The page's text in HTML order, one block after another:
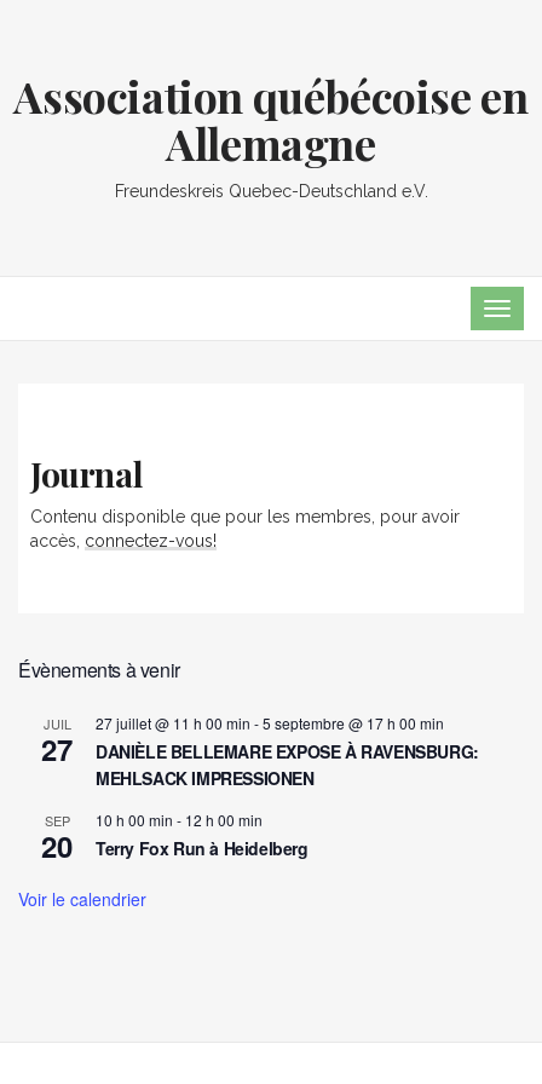
Association québécoise en
Allemagne
Freundeskreis Quebec-Deutschland e.V.
Journal
Contenu disponible que pour les membres, pour avoir
accès, connectez-vous!
Évènements à venir
JUIL
27
27 juillet @ 11 h 00 min -5 septembre @ 17 h 00 min
DANIÈLE BELLEMARE EXPOSE À RAVENSBURG:
MEHLSACK IMPRESSIONEN
SEP
20
10 h 00 min - 12 h 00 min
Terry Fox Run à Heidelberg
Voir le calendrier